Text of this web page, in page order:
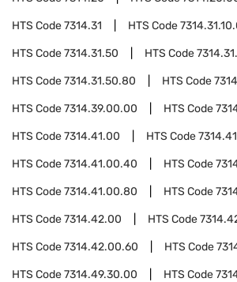
HTS Code7314.31 HTS Code
HTS Code7314.31.50 HTS Code
HTS Code7314.31.50.80 HTS Code
HTS Code7314.39.00.00 HTS Code
HTS Code7314.41.00 HTS Code
HTS Code7314.41.00.40 HTS Code
HTS Code7314.41.00.80 HTS Code
HTS Code7314.42.00 HTS Code
HTS Code7314.42.00.60 HTS Code
HTS Code7314.49.30.00 HTS Code